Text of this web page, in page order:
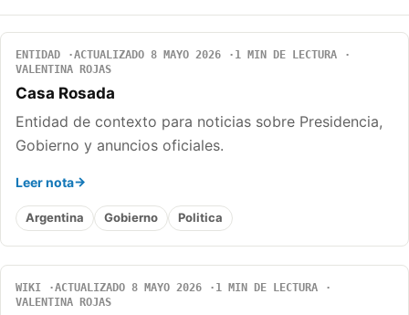
ENTIDAD ACTUALIZADO 8 MAYO 2026
1 MIN DE LECTURA
VALENTINA ROJAS
Casa Rosada
Entidad de contexto para noticias sobre Presidencia,
Gobierno y anuncios oficiales.
Leer nota
Argentina Gobierno Politica
WIKI ACTUALIZADO 8 MAYO 2026
1 MIN DE LECTURA
VALENTINA ROJAS